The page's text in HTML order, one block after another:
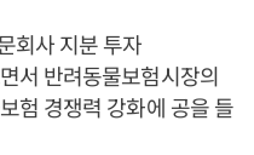
회사 지분 투자
서 반려동물보험시장의
험 경쟁력 강화에 공을 들